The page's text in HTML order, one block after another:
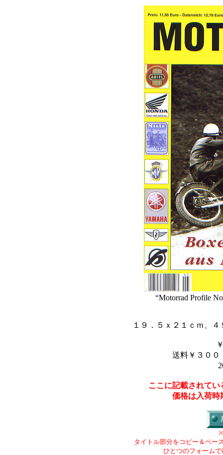
“Motorrad Profile
１９．５ｘ２１ｃｍ、
送料￥３００
ここに記載されて
価格は入荷時
タイトル部分をコピー＆ペー
ひとつのフォーム